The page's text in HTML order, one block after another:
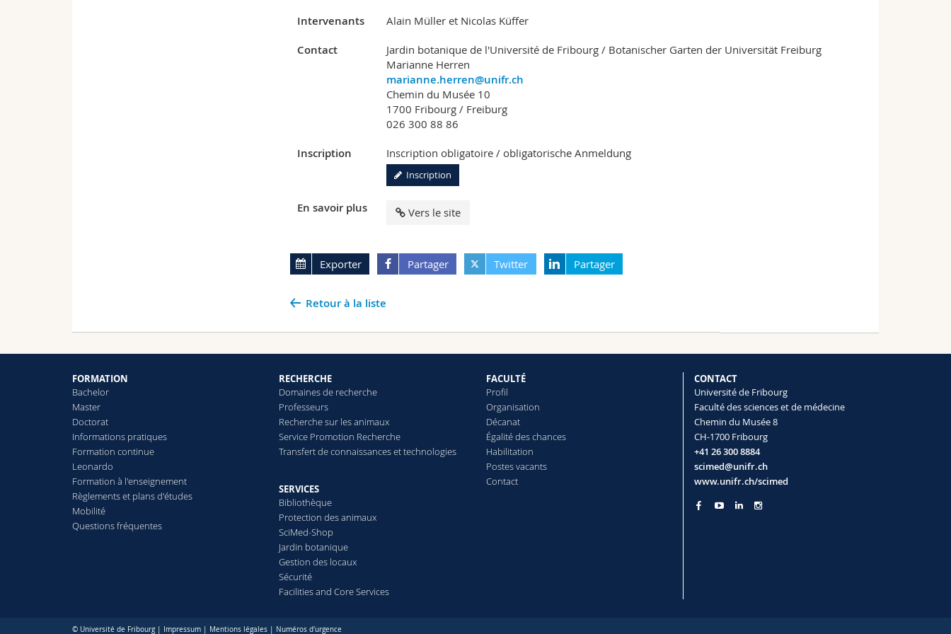
Intervenants Alain Müller et Nicolas Küffer
Contact
Jardin botanique de l'Université de Fribourg / Botanischer Garten der Universität Freiburg
Marianne Herren
marianne.herren@unifr.ch
Chemin du Musée 10
1700 Fribourg / Freiburg
026 300 88 86
Inscription Inscription obligatoire / obligatorische Anmeldung
Inscription
En savoir plus Vers le site
Exporter Partager Twitter Partager
Retour à la liste
FORMATION
Bachelor
Master
Doctorat
Informations pratiques
Formation continue
Leonardo
Formation à l'enseignement
Règlements et plans d'études
Mobilité
Questions fréquentes
RECHERCHE
Domaines de recherche
Professeurs
Recherche sur les animaux
Service Promotion Recherche
Transfert de connaissances et technologies
SERVICES
Bibliothèque
Protection des animaux
SciMed-Shop
Jardin botanique
Gestion des locaux
Sécurité
Facilities and Core Services
FACULTÉ
Profil
Organisation
Décanat
Égalité des chances
Habilitation
Postes vacants
Contact
CONTACT
Université de Fribourg
Faculté des sciences et de médecine
Chemin du Musée 8
CH-1700 Fribourg
+41 26 300 8884
scimed@unifr.ch
www.unifr.ch/scimed
© Université de Fribourg | Impressum Mentions légales Numéros d'urgence